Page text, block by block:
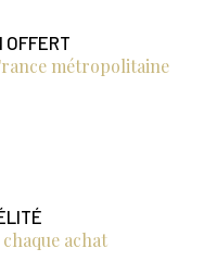
OFFERT
métropolitaine
achat